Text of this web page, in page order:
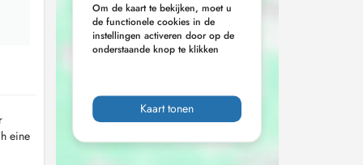
eine
Om de kaart te bekijken, moet u
de functionele cookies in de
instellingen activeren door op de
onderstaande knop te klikken
Kaart tonen